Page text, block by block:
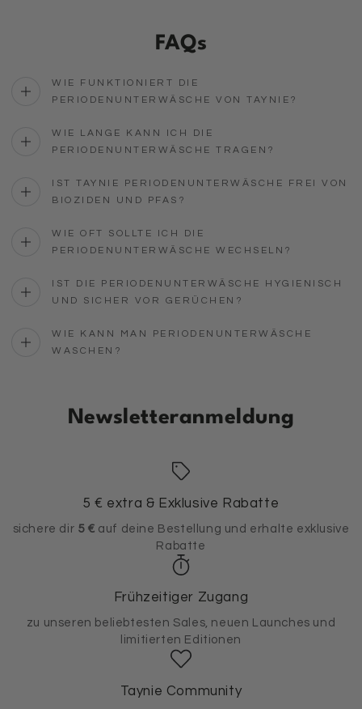
FAQs
WIE FUNKTIONIERT DIE
PERIODENUNTERWÄSCHE VON TAYNIE?
WIE LANGE KANN ICH DIE
PERIODENUNTERWÄSCHE TRAGEN?
IST TAYNIE PERIODENUNTERWÄSCHE FREI VON
BIOZIDEN UND PFAS?
WIE OFT SOLLTE ICH DIE
PERIODENUNTERWÄSCHE WECHSELN?
IST DIE PERIODENUNTERWÄSCHE HYGIENISCH
UND SICHER VOR GERÜCHEN?
WIE KANN MAN PERIODENUNTERWÄSCHE
WASCHEN?
Newsletteranmeldung
5 € extra & Exklusive Rabatte
sichere dir 5 € auf deine Bestellung und erhalte exklusive
Rabatte
Frühzeitiger Zugang
zu unseren beliebtesten Sales, neuen Launches und
limitierten Editionen
Taynie Community